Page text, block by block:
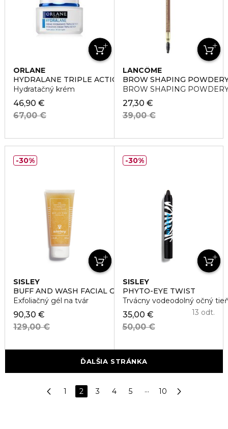
ORLANE
HYDRALANE TRIPLE ACTION
Hydratačný krém
46,90 €
67,00 €
LANCÔME
BROW SHAPING
BROW SHAPING
27,30 €
39,00 €
SISLEY
BUFF AND WASH FACIAL GEL
Exfoliačný gél na tvár
90,30 €
129,00 €
30%
SISLEY
PHYTO-EYE TWIST
Trvácny vodeodolný očný
35,00 €
50,00 €
13 odt.
30%
ĎALŠIA STRÁNKA
1 2 3 4 5 ··· 10